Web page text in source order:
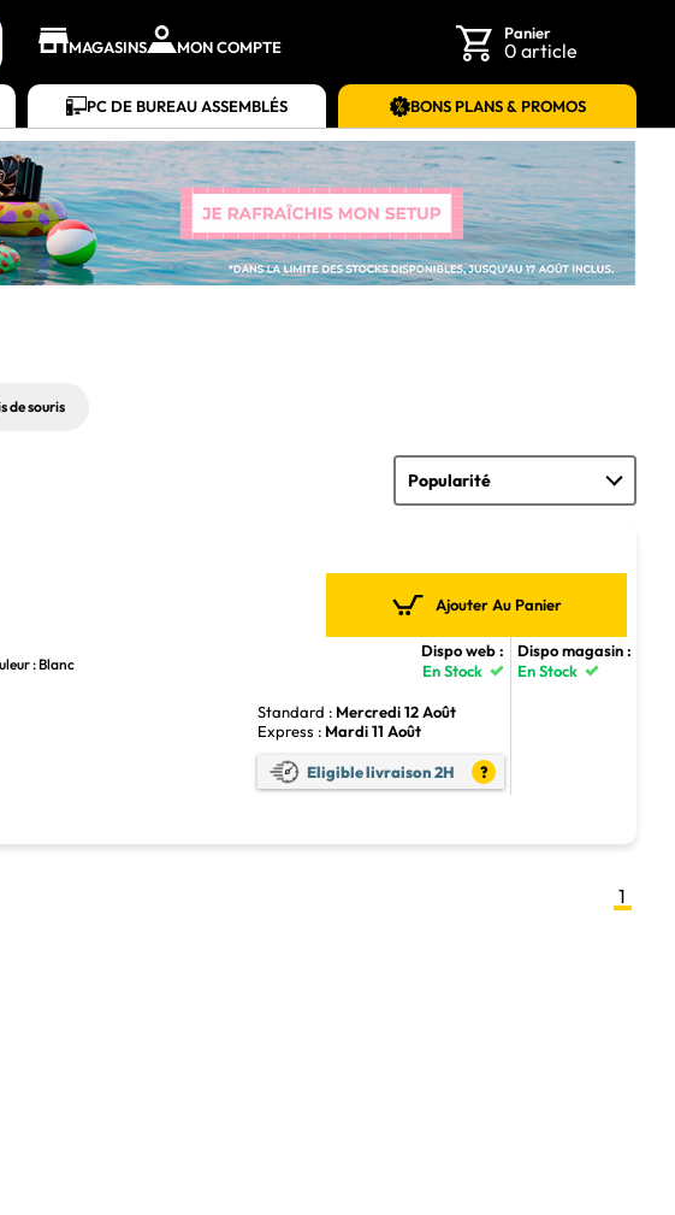
MAGASINS MON COMPTE
Panier
0 article
PC DE BUREAU ASSEMBLÉS BONS PLANS & PROMOS
de souris
: Blanc
Ajouter Au Panier
Dispo web :
En Stock
Standard : Mercredi 12 Août
Express : Mardi 11 Août
Eligible livraison 2H ?
Dispo magasin :
En Stock
1